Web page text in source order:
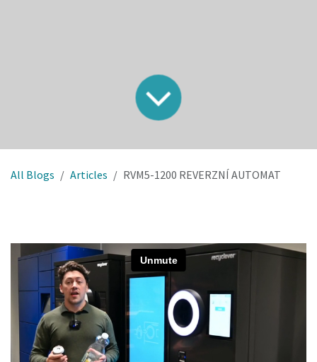
All Blogs Articles RVM5-1200 REVERZNÍ AUTOMAT